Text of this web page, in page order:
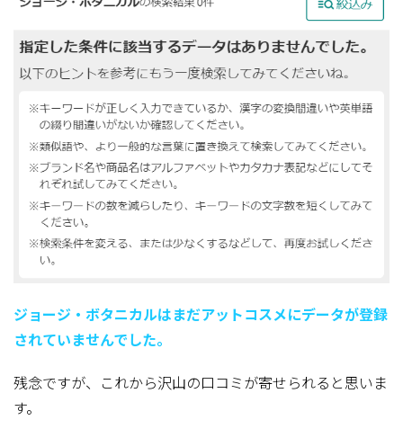
ジョージ・ボタニカルはまだアットコスメにデータが登録
されていませんでした。
残念ですが、これから沢山の口コミが寄せられると思いま
す。